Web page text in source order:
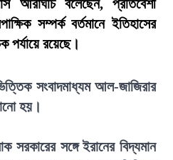
আরাঘচি বলেছেন, প্রতিবেশী
সম্পর্ক বর্তমানে ইতিহাসের
পর্যায়ে রয়েছে।
সংবাদমাধ্যম আল-জাজিরার
হয়।
সরকারের সঙ্গে ইরানের বিদ্যমান